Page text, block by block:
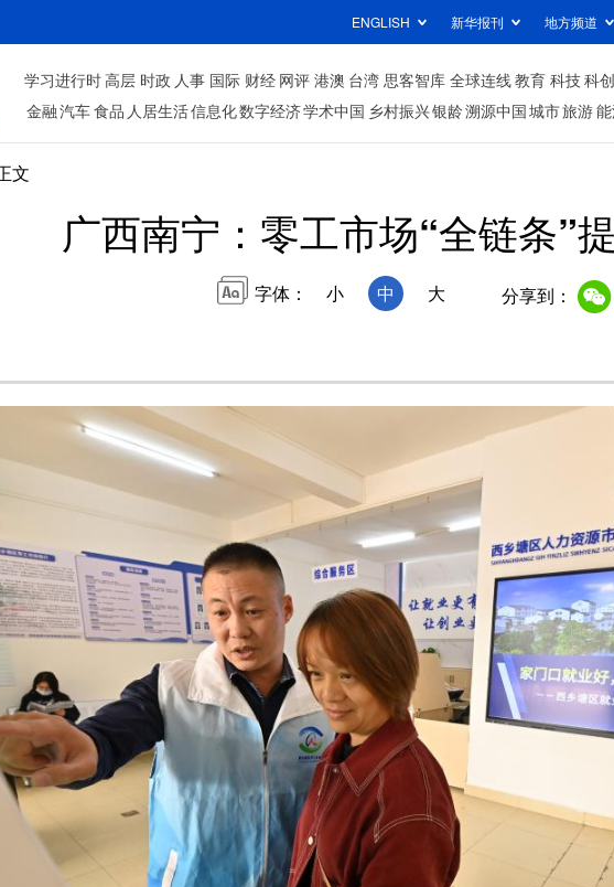
ENGLISH 新华报刊 地方频道
学习进行时高层 时政 人事 国际 财经 网评 港澳 台湾 思客智库 全球连线教育 科技科创
金融汽车食品 人居生活信息化数字经济学术中国 乡村振兴银龄溯源中国城市旅游
文
广西南宁：零工市场“全链条”
字体： 小 中 大 分享到：